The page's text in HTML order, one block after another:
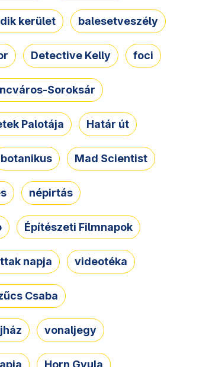
kerület balesetveszély
Detective Kelly foci
Soroksár
Palotája Határ út
botanikus Mad Scientist
népirtás
Építészeti Filmnapok
napja videotéka
Csaba
vonaljegy
Horn Gyula